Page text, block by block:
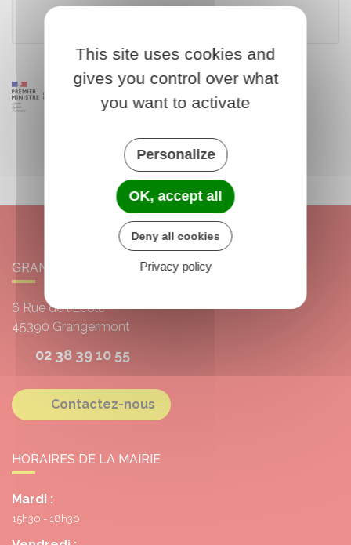
GRANGERMONT
6 Rue de l'École
45390 Grangermont
02 38 39 10 55
Contactez-nous
HORAIRES DE LA MAIRIE
Mardi :
15h30 - 18h30
This site uses cookies and
gives you control over what
you want to activate
Personalize
OK, accept all
Deny all cookies
Privacy policy